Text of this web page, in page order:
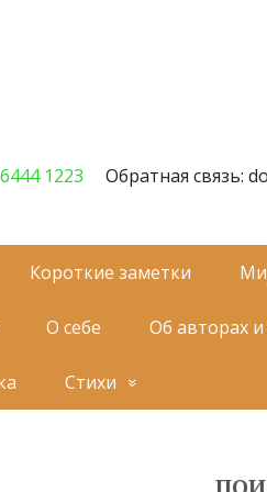
1223
Обратная связь:
Короткие заметки
О себе Об авторах и
Стихи